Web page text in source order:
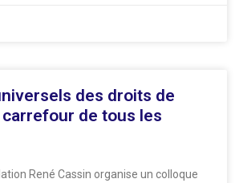
des droits de
carrefour de tous les
René Cassin organise un colloque